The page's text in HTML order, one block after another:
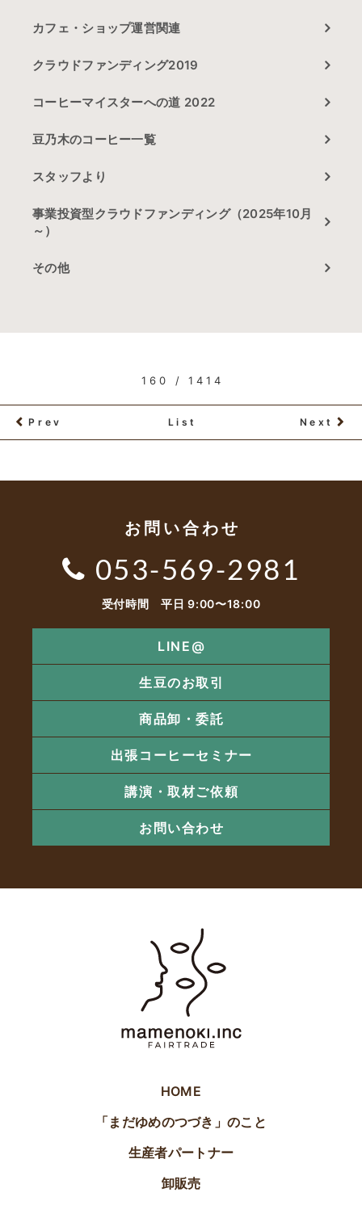
カフェ・ショップ運営関連
クラウドファンディング2019
コーヒーマイスターへの道 2022
豆乃木のコーヒー一覧
スタッフより
事業投資型クラウドファンディング（2025年10月
～）
その他
160 / 1414
Prev List Next
お問い合わせ
053-569-2981
受付時間 平日 9:00〜18:00
LINE@
生豆のお取引
商品卸・委託
出張コーヒーセミナー
講演・取材ご依頼
お問い合わせ
HOME
「まだゆめのつづき」のこと
生産者パートナー
卸販売